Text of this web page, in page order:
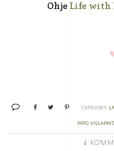
Ohje Life with
CATEGORY:
PIPO,
4